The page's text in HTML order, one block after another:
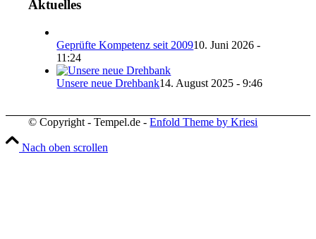
Aktuelles
Geprüfte Kompetenz seit 200910. Juni 2026 -
11:24
Unsere neue Drehbank14. August 2025 - 9:46
© Copyright - Tempel.de -Enfold Theme by Kriesi
Nach oben scrollen